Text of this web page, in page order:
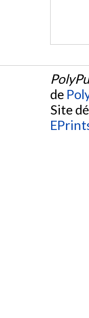
de
Site